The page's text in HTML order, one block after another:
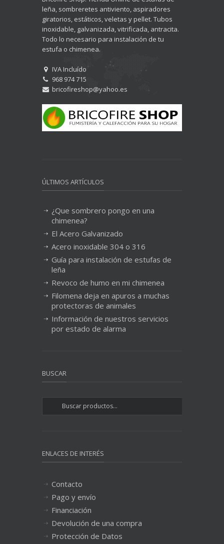
leña, sombreretes antiviento, aspiradores
giratorios, estáticos, veletas y pellet. Tubos
inoxidable, galvanizada, vitrificada, antracita.
Todo lo necesario para instalación de tu
estufa o chimenea.
IVA Incluído
968 974 715
bricofireshop@yahoo.es
ÚLTIMOS ARTÍCULOS
¿Que sombrero pongo en una
chimenea?
El Acero Galvanizado
Acero inoxidable 304 o 316
Guía para instalación de estufas de
leña
Revoco de humo en mi chimenea
Filomena deja en apuros a muchas
protectoras de animales
Información de nuestros servicios
por estado de alarma
BUSCAR
ENLACES DE INTERÉS
Contacto
Pago y envío
Financiación
Devolución de una compra
Protección de Datos